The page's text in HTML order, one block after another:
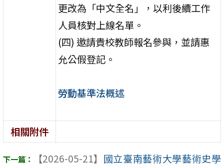
更改為「中文全名」，以利後續工作
人員核對上線名單。
(四) 邀請貴校教師報名參與，並請惠
允公假登記。
勞動基準法概述
相關附件
【2026-05-21】 國立臺南藝術大學藝術史學